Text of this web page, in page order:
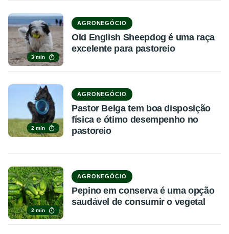
3 min
AGRONEGÓCIO
Old English Sheepdog é uma raça
excelente para pastoreio
2 min
AGRONEGÓCIO
Pastor Belga tem boa disposição
física e ótimo desempenho no
pastoreio
2 min
AGRONEGÓCIO
Pepino em conserva é uma opção
saudável de consumir o vegetal